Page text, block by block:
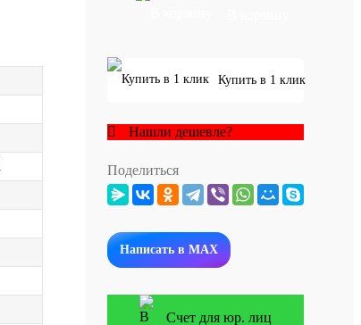
Купить в 1 клик
Нашли дешевле?
Поделиться
Написать в MAX
Счет для юр. лиц